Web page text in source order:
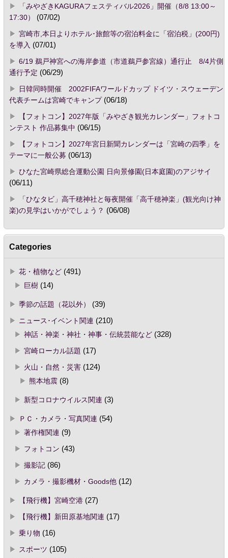
「みやざきKAGURAフェスティバル2026」開催（8/8 13:00～
17:30）
(07/02)
宮崎市,本日よりホテル･旅館等の宿泊料金に「宿泊税」(200円)
を導入 (07/01)
6/19 鵜戸神宮への海岸参道（市道鵜戸参宮線）通行止 8/4片側
通行予定 (06/29)
日韓同時開催 2002FIFAワールドカップ ドイツ・スウェーデン
代表チームは宮崎でキャンプ(06/18)
【フォトコン】2027年版「みやざき観光カレンダー」フォトコ
ンテスト 作品募集中 (06/15)
【フォトコン】2027年宮日新聞カレンダーは「宮崎の四季」を
テーマに一般公募 (06/13)
ひなた宮崎県総合運動公園 日向景修園(日本庭園)のアジサイ
(06/11)
「ひなタビ」高千穂神社と毎夜開催「高千穂神楽」(観光向け神
楽)の見学はいかがでしょう？ (06/08)
Categories
花・植物など(491)
巨樹(14)
季節の話題（花以外）
(39)
ニュース･イベント関連 (210)
神話・神楽・神社・神事・伝統芸能など(328)
宮崎ローカル話題 (17)
火山・自然・災害(124)
熊本地震(8)
新型コロナウイルス関連 (3)
ＰＣ・カメラ・写真関連 (54)
著作権関連 (9)
フォトコン (43)
撮影記(86)
カメラ・撮影機材・Goods他(12)
【飛行機】宮崎空港(27)
【飛行機】新田原基地関連 (17)
乗り物 (16)
スポーツ (105)